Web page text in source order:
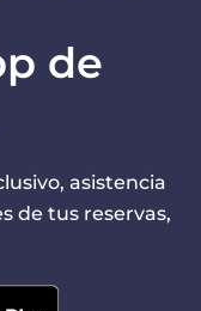
de
asistencia
de tus reservas,